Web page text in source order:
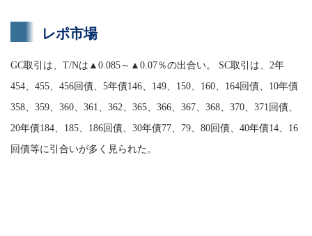
レポ市場
GC取引は、T/Nは▲0.085～▲0.07％の出合い。 SC取引は、2年
454、455、456回債、5年債146、149、150、160、164回債、10年債
358、359、360、361、362、365、366、367、368、370、371回債、
20年債184、185、186回債、30年債77、79、80回債、40年債14、16
回債等に引合いが多く見られた。